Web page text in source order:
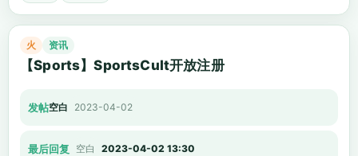
火 资讯
【Sports】SportsCult开放注册
发帖空白 2023-04-02
最后回复 空白 2023-04-02 13:30